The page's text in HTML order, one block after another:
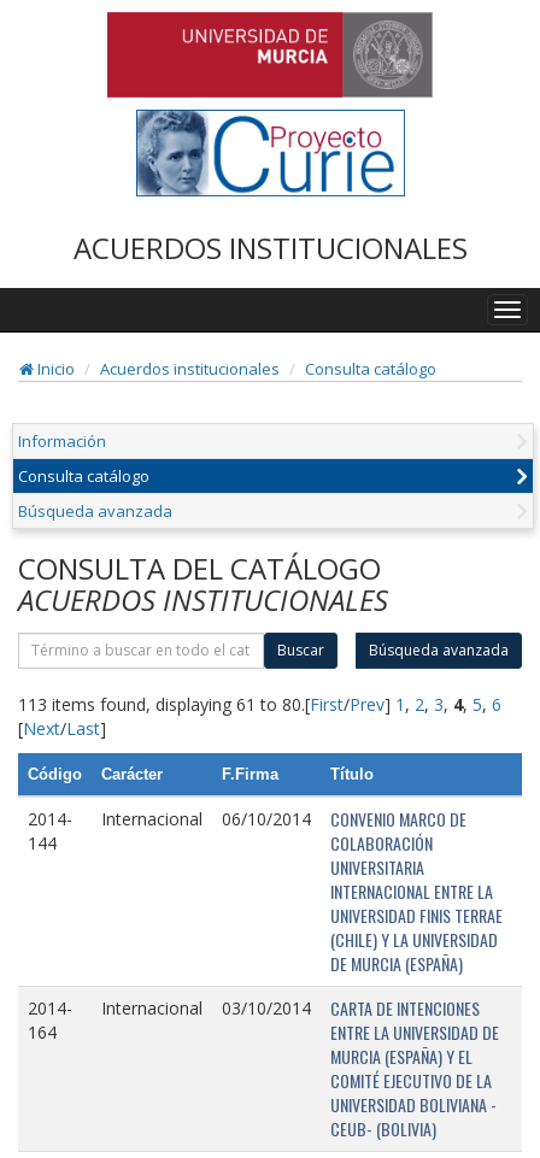
ACUERDOS INSTITUCIONALES
Inicio
Acuerdos institucionales Consulta catálogo
Información
Consulta catálogo
Búsqueda avanzada
CONSULTA DEL CATÁLOGO
ACUERDOS INSTITUCIONALES
Buscar Búsqueda avanzada
113 items found, displaying 61 to 80.[First/Prev] 1 , 2, 3, 4, 5, 6
[Next/Last]
Código Carácter F.Firma Título
2014-
144
Internacional 06/10/2014
CONVENIO MARCO DE
COLABORACIÓN
UNIVERSITARIA
INTERNACIONAL ENTRE LA
UNIVERSIDAD FINIS TERRAE
(CHILE) Y LA UNIVERSIDAD
DE MURCIA (ESPAÑA)
2014-
164
Internacional 03/10/2014
CARTA DE INTENCIONES
ENTRE LA UNIVERSIDAD DE
MURCIA (ESPAÑA) Y EL
COMITÉ EJECUTIVO DE LA
UNIVERSIDAD BOLIVIANA -
CEUB- (BOLIVIA)